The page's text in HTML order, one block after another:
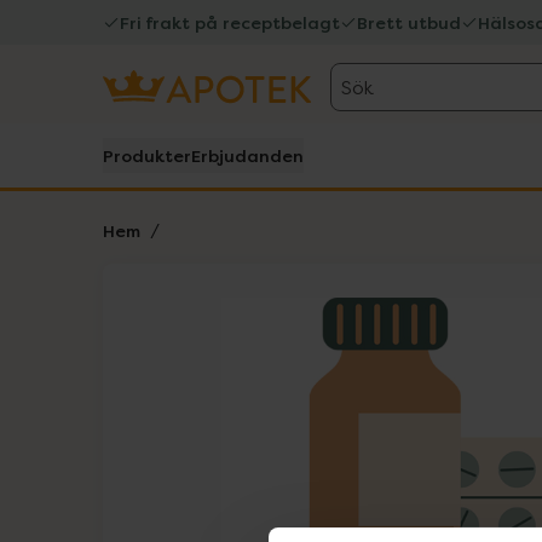
Fri frakt på receptbelagt Brett utbud
Sök
ProdukterErbjudanden
Hem
Lista: . Innehåller 1 objekt.